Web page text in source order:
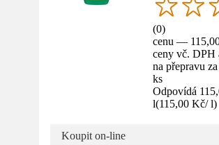
(0)
cenu —
ceny vč. DPH
na přepravu
ks
Odpovídá
l(115,00 Kč/ l)
Koupit on-line